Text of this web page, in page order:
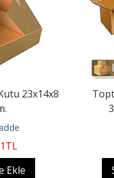
23x14x8
TL
Ekle